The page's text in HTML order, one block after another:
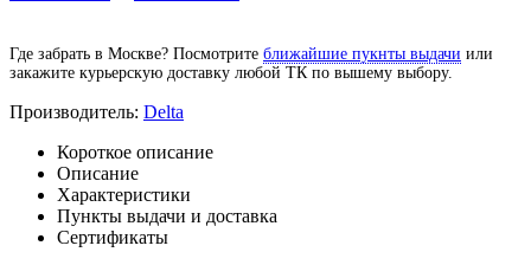
Где забрать в Москве? Посмотрите ближайшие пукнты выдачи или
закажите курьерскую доставку любой ТК по вышему выбору.
Производитель: Delta
Короткое описание
Описание
Характеристики
Пункты выдачи и доставка
Сертификаты